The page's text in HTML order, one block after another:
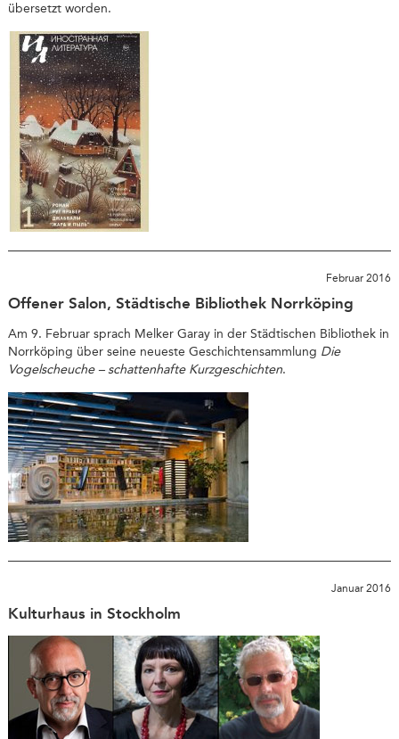
übersetzt worden.
Februar 2016
Offener Salon, Städtische Bibliothek Norrköping
Am 9. Februar sprach Melker Garay in der Städtischen Bibliothek in
Norrköping über seine neueste Geschichtensammlung Die
Vogelscheuche – schattenhafte Kurzgeschichten.
Januar 2016
Kulturhaus in Stockholm